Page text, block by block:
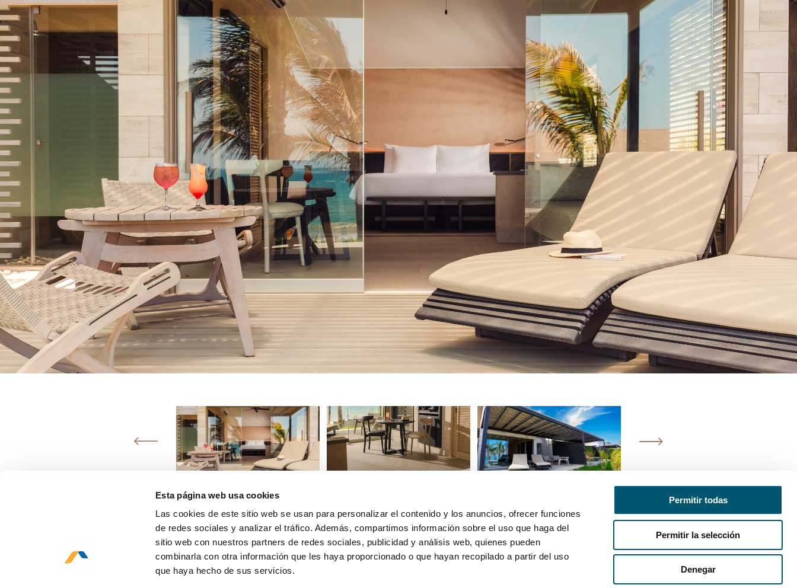
Esta página web usa cookies
Las cookies de este sitio web se usan para personalizar el contenido y los anuncios, ofrecer funciones
de redes sociales y analizar el tráfico. Además, compartimos información sobre el uso que haga del
sitio web con nuestros partners de redes sociales, publicidad y análisis web, quienes pueden
combinarla con otra información que les haya proporcionado o que hayan recopilado a partir del uso
que haya hecho de sus servicios.
Permitir todas
Permitir la selección
Denegar